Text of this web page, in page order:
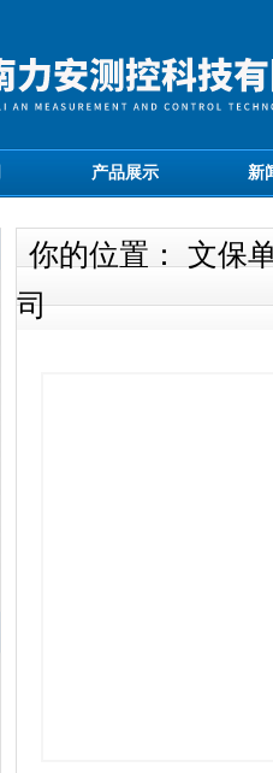
产品展示 新
你的位置： 文保
司